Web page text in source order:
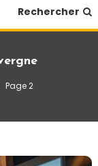
Rechercher
Page 2